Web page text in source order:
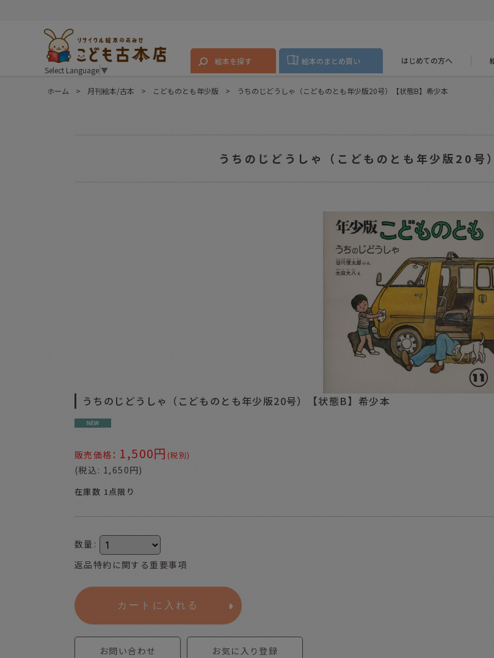
Select Language▼
絵本を探す 絵本のまとめ買い はじめての方へ
ホーム > 月刊絵本/古本 > こどものとも年少版 > うちのじどうしゃ（こどものとも年少版20号）【状態B】希少本
うちのじどうしゃ（こどものとも年少版20号
うちのじどうしゃ（こどものとも年少版20号）【状態B】希少本
販売価格 : 1,500円 (税別)
(税込: 1,650円)
在庫数 1点限り
数量 :
返品特約に関する重要事項
カートに入れる
お問い合わせ お気に入り登録